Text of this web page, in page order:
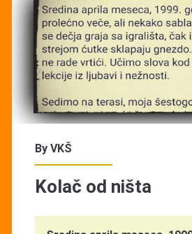
By VKŠ
Kolač od ništa